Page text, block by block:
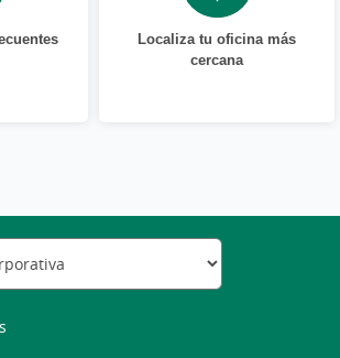
Localiza tu oficina más
cercana